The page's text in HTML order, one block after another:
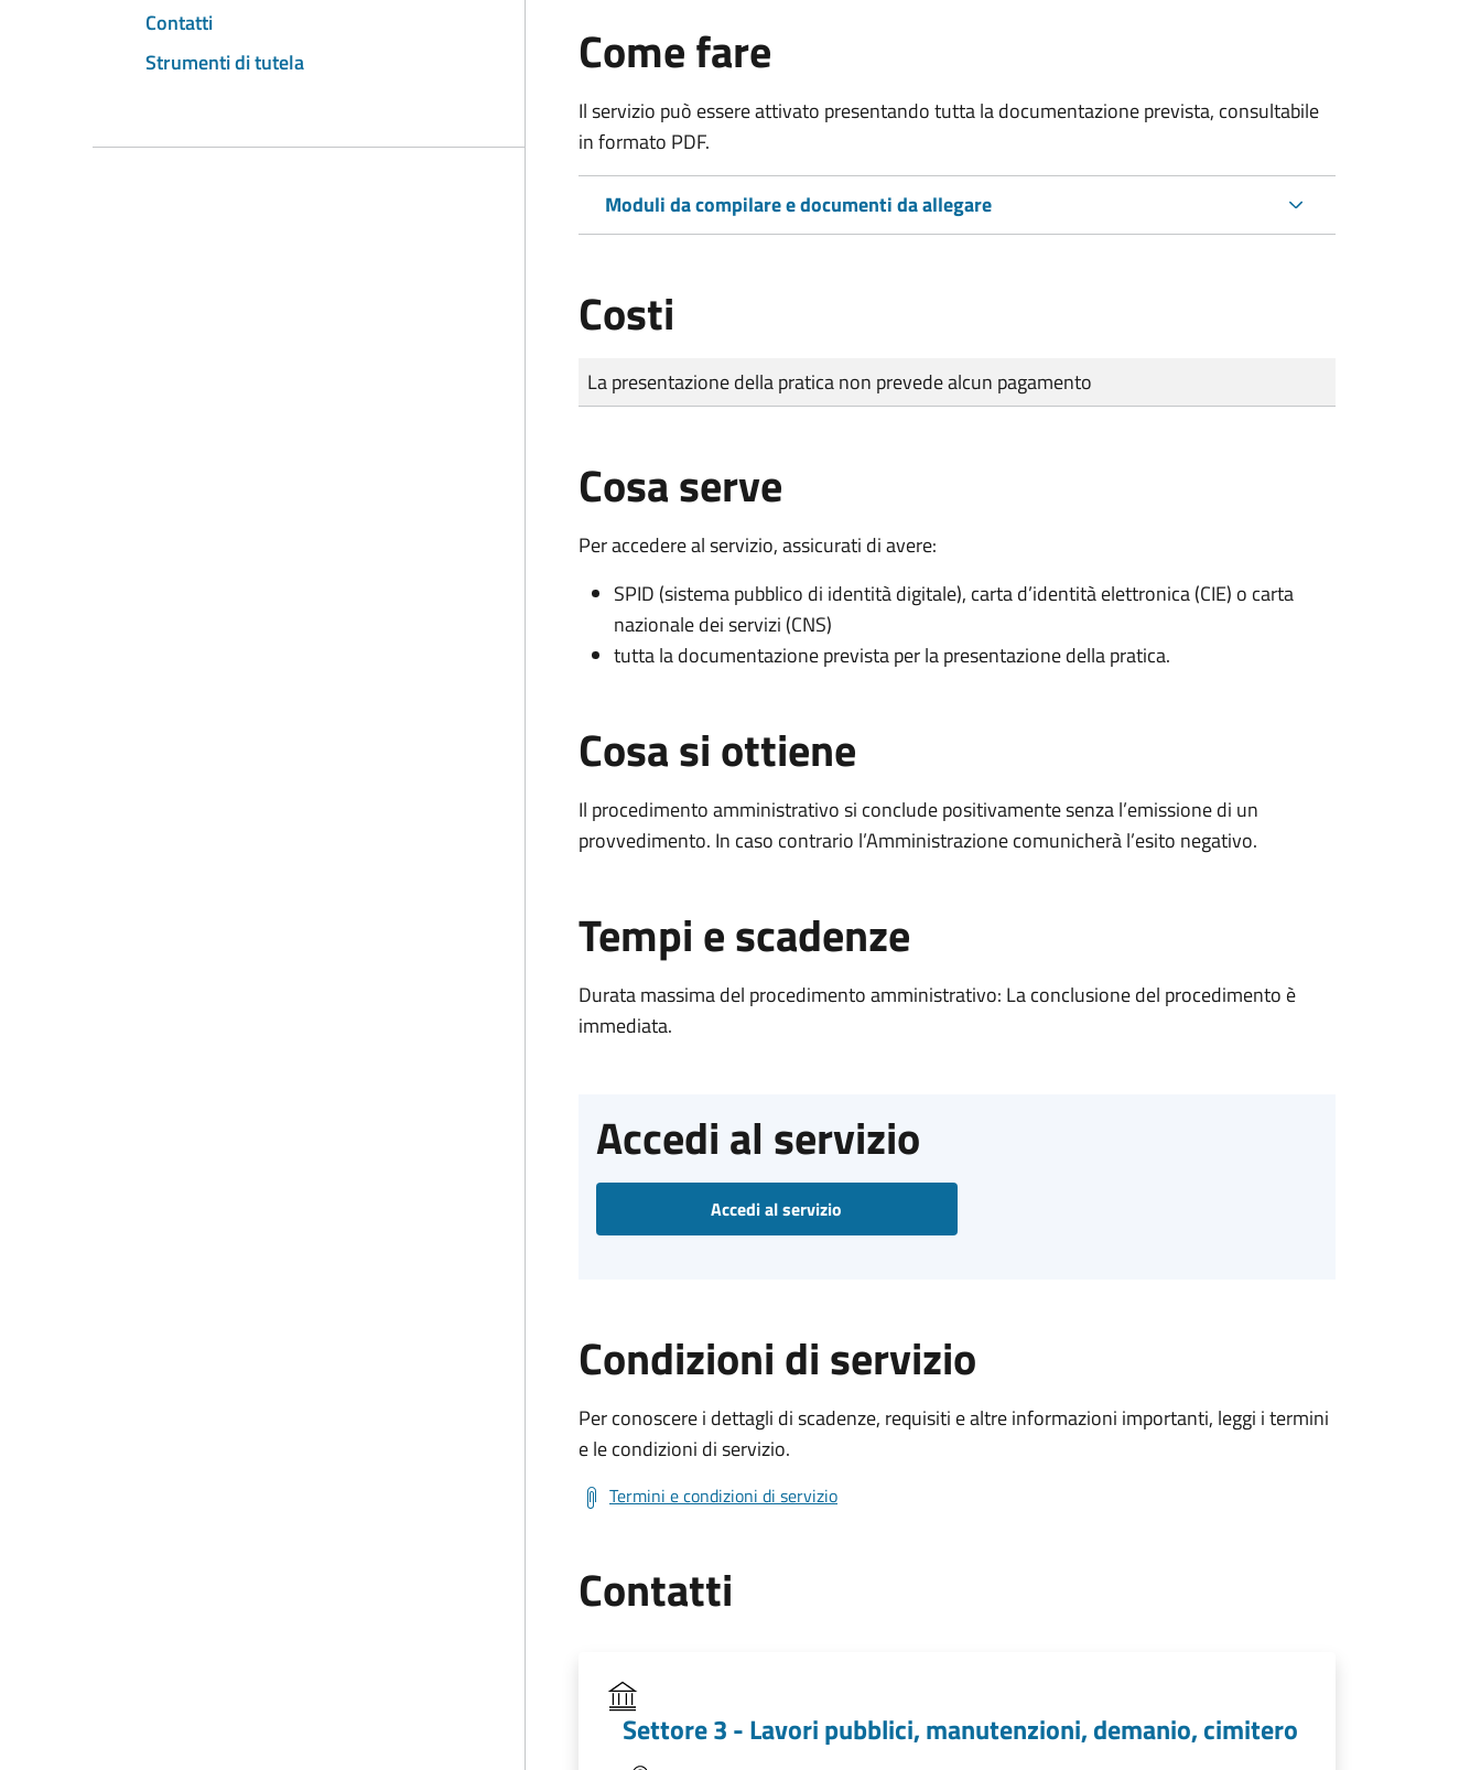
Contatti
Strumenti di tutela
Come fare
Il servizio può essere attivato presentando tutta la documentazione prevista, consultabile
in formato PDF.
Moduli da compilare e documenti da allegare
Costi
Tipo di pagamento
Importo
La presentazione della pratica non prevede alcun pagamento
Cosa serve
Per accedere al servizio, assicurati di avere:
SPID (sistema pubblico di identità digitale), carta d’identità elettronica (CIE) o carta
nazionale dei servizi (CNS)
tutta la documentazione prevista per la presentazione della pratica.
Cosa si ottiene
Il procedimento amministrativo si conclude positivamente senza l’emissione di un
provvedimento. In caso contrario l’Amministrazione comunicherà l’esito negativo.
Tempi e scadenze
Durata massima del procedimento amministrativo: La conclusione del procedimento è
immediata.
Accedi al servizio
Accedi al servizio
Condizioni di servizio
Per conoscere i dettagli di scadenze, requisiti e altre informazioni importanti, leggi i termini
e le condizioni di servizio.
Termini e condizioni di servizio
Contatti
Settore 3 - Lavori pubblici, manutenzioni, demanio, cimitero